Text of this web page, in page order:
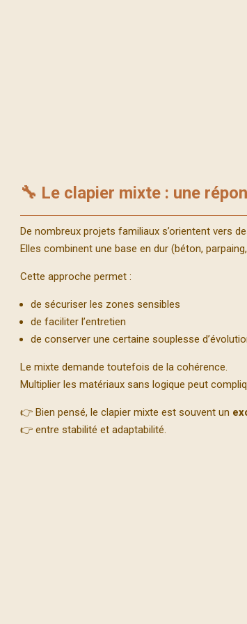
🔧 Le clapier mixte : une
De nombreux projets familiaux s’orientent vers
Elles combinent une base en dur (béton,
Cette approche permet :
de sécuriser les zones sensibles
de faciliter l’entretien
de conserver une certaine souplesse
Le mixte demande toutefois de la cohérence.
Multiplier les matériaux sans logique peut
👉 Bien pensé, le clapier mixte est souvent un
👉 entre stabilité et adaptabilité.